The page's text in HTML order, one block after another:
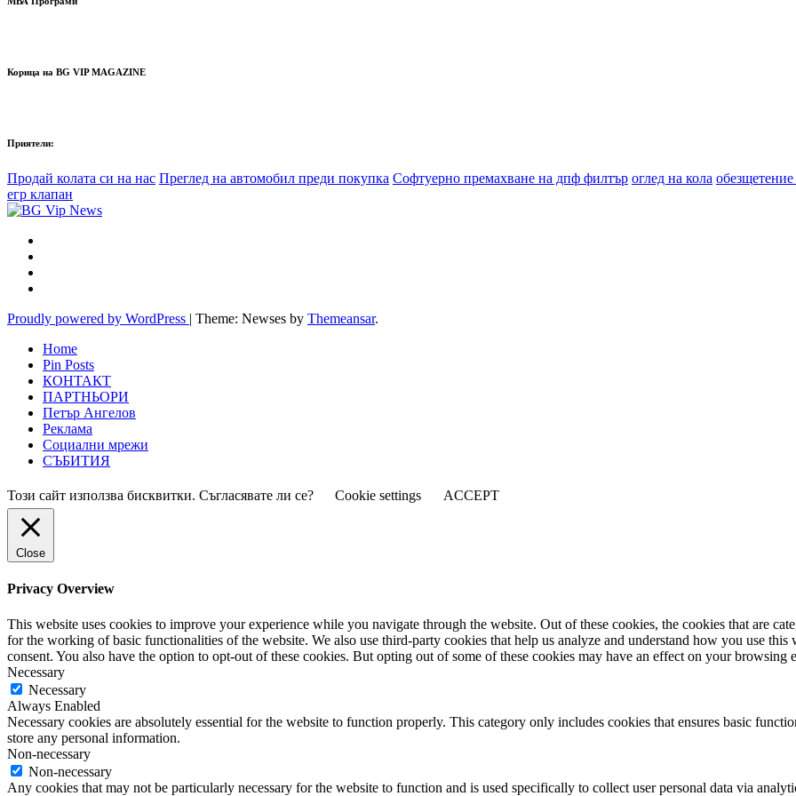
Корица на BG VIP MAGAZINE
Приятели:
Продай колата си на нас Преглед на автомобил преди покупка Софтуерно премахване на дпф филтър оглед на кола
егр клапан
Proudly powered by WordPress | Theme: Newses by Themeansar.
Home
Pin Posts
КОНТАКТ
ПАРТНЬОРИ
Петър Ангелов
Реклама
Социални мрежи
СЪБИТИЯ
Този сайт използва бисквитки. Съгласявате ли се? Cookie settings ACCEPT
Close
Privacy Overview
This website uses cookies to improve your experience while you navigate through the website. Out of these cookies, the cookies that are
for the working of basic functionalities of the website. We also use third-party cookies that help us analyze and understand how you use
consent. You also have the option to opt-out of these cookies. But opting out of some of these cookies may have an effect on your browsing
Necessary
Necessary
Always Enabled
Necessary cookies are absolutely essential for the website to function properly. This category only includes cookies that ensures basic
store any personal information.
Non-necessary
Non-necessary
Any cookies that may not be particularly necessary for the website to function and is used specifically to collect user personal data via